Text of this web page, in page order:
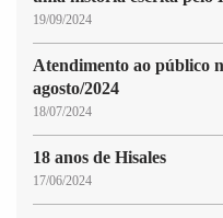
19/09/2024
Atendimento ao público
agosto/2024
18/07/2024
18 anos de Hisales
17/06/2024